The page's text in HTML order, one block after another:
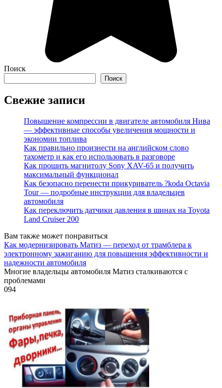
Поиск
Поиск
Свежие записи
Повышение компрессии в двигателе автомобиля Нива
— эффективные способы увеличения мощности и
экономии топлива
Как правильно произнести на английском слово
тахометр и как его использовать в разговоре
Как прошить магнитолу Sony XAV-65 и получить
максимальный функционал
Как безопасно перенести прикуриватель ?koda Octavia
Tour — подробные инструкции для владельцев
автомобиля
Как переключить датчики давления в шинах на Toyota
Land Cruiser 200
Вам также может понравиться
Как модернизировать Матиз — переход от трамблера к
электронному зажиганию для повышения эффективности и
надежности автомобиля
Многие владельцы автомобиля Матиз сталкиваются с
проблемами
094